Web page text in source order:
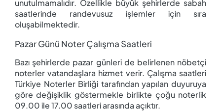
unutulmamalıdır. Özellikle büyük şehirlerde sabah
saatlerinde randevusuz işlemler için sıra
oluşabilmektedir.
Pazar Günü Noter Çalışma Saatleri
Bazı şehirlerde pazar günleri de belirlenen nöbetçi
noterler vatandaşlara hizmet verir. Çalışma saatleri
Türkiye Noterler Birliği tarafından yapılan duyuruya
göre değişiklik göstermekle birlikte çoğu noterlik
09.00 ile 17.00 saatleri arasında açıktır.